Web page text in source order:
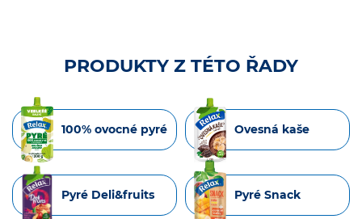
PRODUKTY Z TÉTO ŘADY
100% ovocné pyré Ovesná kaše
Pyré Deli&fruits Pyré Snack